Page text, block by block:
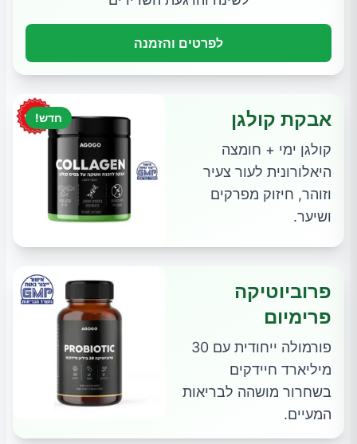
לפרטים והזמנה
חדש! אבקת קולגן
קולגן ימי + חומצה
היאלורונית לעור צעיר
וזוהר, חיזוק מפרקים
ושיער.
פרוביוטיקה
פרימיום
פורמולה ייחודית עם 30
מיליארד חיידקים
בשחרור מושהה לבריאות
המעיים.